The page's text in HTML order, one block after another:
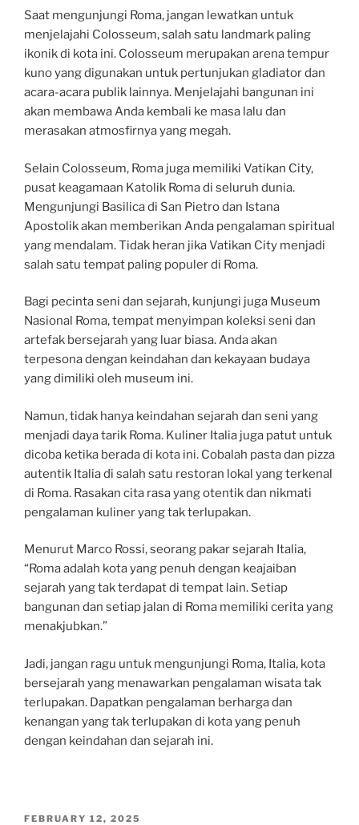
Saat mengunjungi Roma, jangan lewatkan untuk
menjelajahi Colosseum, salah satu landmark paling
ikonik di kota ini. Colosseum merupakan arena tempur
kuno yang digunakan untuk pertunjukan gladiator dan
acara-acara publik lainnya. Menjelajahi bangunan ini
akan membawa Anda kembali ke masa lalu dan
merasakan atmosfirnya yang megah.
Selain Colosseum, Roma juga memiliki Vatikan City,
pusat keagamaan Katolik Roma di seluruh dunia.
Mengunjungi Basilica di San Pietro dan Istana
Apostolik akan memberikan Anda pengalaman spiritual
yang mendalam. Tidak heran jika Vatikan City menjadi
salah satu tempat paling populer di Roma.
Bagi pecinta seni dan sejarah, kunjungi juga Museum
Nasional Roma, tempat menyimpan koleksi seni dan
artefak bersejarah yang luar biasa. Anda akan
terpesona dengan keindahan dan kekayaan budaya
yang dimiliki oleh museum ini.
Namun, tidak hanya keindahan sejarah dan seni yang
menjadi daya tarik Roma. Kuliner Italia juga patut untuk
dicoba ketika berada di kota ini. Cobalah pasta dan pizza
autentik Italia di salah satu restoran lokal yang terkenal
di Roma. Rasakan cita rasa yang otentik dan nikmati
pengalaman kuliner yang tak terlupakan.
Menurut Marco Rossi, seorang pakar sejarah Italia,
“Roma adalah kota yang penuh dengan keajaiban
sejarah yang tak terdapat di tempat lain. Setiap
bangunan dan setiap jalan di Roma memiliki cerita yang
menakjubkan.”
Jadi, jangan ragu untuk mengunjungi Roma, Italia, kota
bersejarah yang menawarkan pengalaman wisata tak
terlupakan. Dapatkan pengalaman berharga dan
kenangan yang tak terlupakan di kota yang penuh
dengan keindahan dan sejarah ini.
POSTED
FEBRUARY 12, 2025